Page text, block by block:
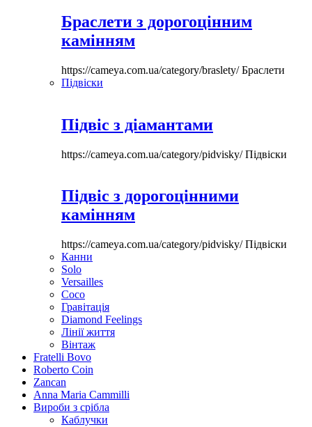
Браслети з дорогоцінним
камінням
https://cameya.com.ua/category/braslety/Браслети
Підвіски
Підвіс з діамантами
https://cameya.com.ua/category/pidvisky/Підвіски
Підвіс з дорогоцінними
камінням
https://cameya.com.ua/category/pidvisky/Підвіски
Канни
Solo
Versailles
Coco
Гравітація
Diamond Feelings
Лінії життя
Вінтаж
Fratelli Bovo
Roberto Coin
Zancan
Anna Maria Cammilli
Вироби з срібла
Каблучки